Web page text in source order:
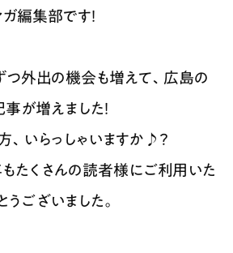
編集部です！
つ外出の機会も増えて、広島の
が増えました！
、いらっしゃいますか♪？
たくさんの読者様にご利用いた
うございました。